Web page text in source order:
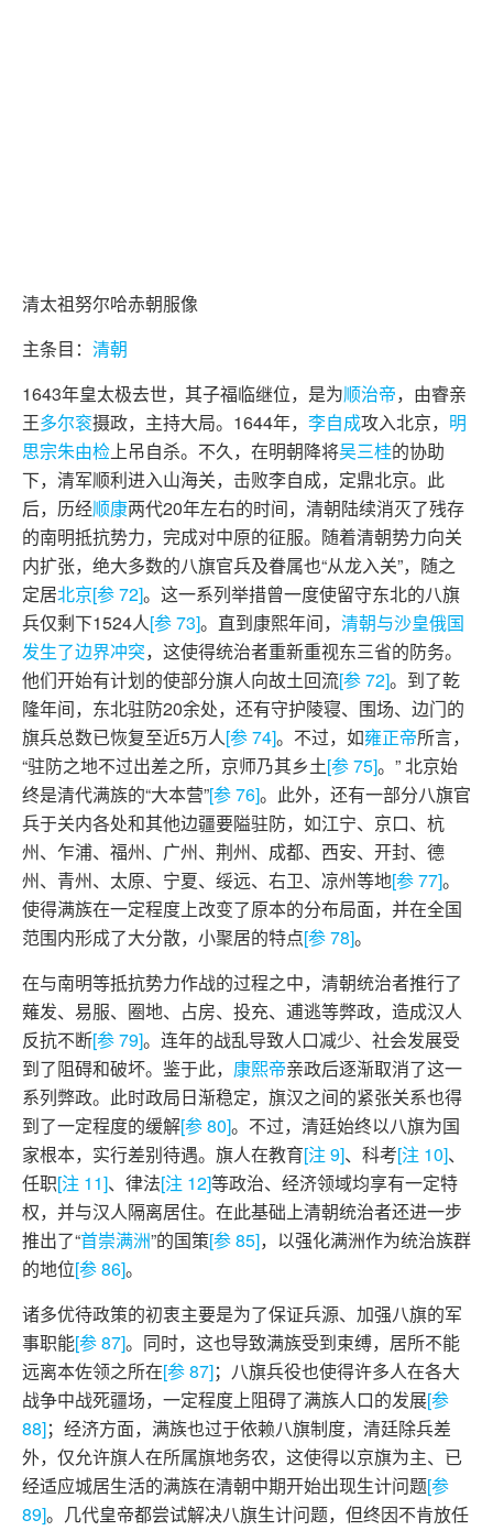
清太祖努尔哈赤朝服像
主条目： 清朝
1643年皇太极去世，其子福临继位，是为顺治帝，由睿亲
王多尔衮摄政，主持大局。1644年， 李自成攻入北京， 明
思宗朱由检上吊自杀。不久，在明朝降将吴三桂的协助
下，清军顺利进入山海关，击败李自成，定鼎北京。此
后，历经顺康两代20年左右的时间，清朝陆续消灭了残存
的南明抵抗势力，完成对中原的征服。随着清朝势力向关
内扩张，绝大多数的八旗官兵及眷属也“从龙入关”，随之
定居北京[参 72]。这一系列举措曾一度使留守东北的八旗
兵仅剩下1524人[参 73]。直到康熙年间， 清朝与沙皇俄国
发生了边界冲突，这使得统治者重新重视东三省的防务。
他们开始有计划的使部分旗人向故土回流[参 72]。到了乾
隆年间，东北驻防20余处，还有守护陵寝、围场、边门的
旗兵总数已恢复至近5万人[参 74]。不过，如雍正帝所言，
“驻防之地不过出差之所，京师乃其乡土[参 75]。” 北京始
终是清代满族的“大本营”[参 76]。此外，还有一部分八旗官
兵于关内各处和其他边疆要隘驻防，如江宁、京口、杭
州、乍浦、福州、广州、荆州、成都、西安、开封、德
州、青州、太原、宁夏、绥远、右卫、凉州等地[参 77]。
使得满族在一定程度上改变了原本的分布局面，并在全国
范围内形成了大分散，小聚居的特点[参 78]。
在与南明等抵抗势力作战的过程之中，清朝统治者推行了
薙发、易服、圈地、占房、投充、逋逃等弊政，造成汉人
反抗不断[参 79]。连年的战乱导致人口减少、社会发展受
到了阻碍和破坏。鉴于此， 康熙帝亲政后逐渐取消了这一
系列弊政。此时政局日渐稳定，旗汉之间的紧张关系也得
到了一定程度的缓解[参 80]。不过，清廷始终以八旗为国
家根本，实行差别待遇。旗人在教育[注 9]、科考[注 10]、
任职[注 11]、律法[注 12]等政治、经济领域均享有一定特
权，并与汉人隔离居住。在此基础上清朝统治者还进一步
推出了“首崇满洲”的国策[参 85]，以强化满洲作为统治族群
的地位[参 86]。
诸多优待政策的初衷主要是为了保证兵源、加强八旗的军
事职能[参 87]。同时，这也导致满族受到束缚，居所不能
远离本佐领之所在[参 87]；八旗兵役也使得许多人在各大
战争中战死疆场，一定程度上阻碍了满族人口的发展[参
88]；经济方面，满族也过于依赖八旗制度，清廷除兵差
外，仅允许旗人在所属旗地务农，这使得以京旗为主、已
经适应城居生活的满族在清朝中期开始出现生计问题[参
89]。几代皇帝都尝试解决八旗生计问题，但终因不肯放任